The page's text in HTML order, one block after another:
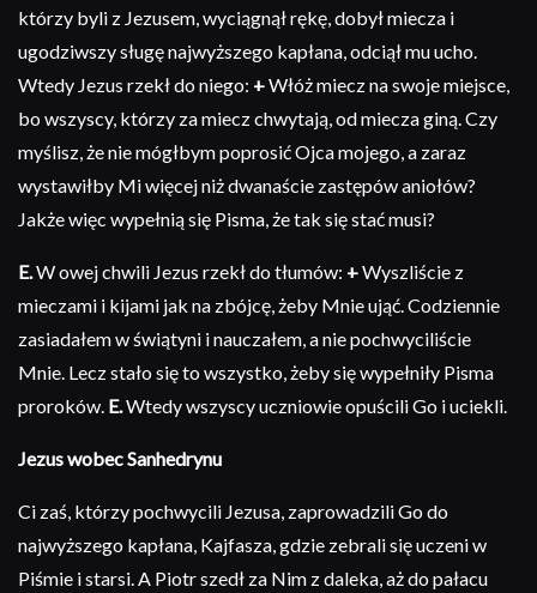
którzy byli z Jezusem, wyciągnął rękę, dobył miecza i
ugodziwszy sługę najwyższego kapłana, odciął mu ucho.
Wtedy Jezus rzekł do niego: +Włóż miecz na swoje miejsce,
bo wszyscy, którzy za miecz chwytają, od miecza giną. Czy
myślisz, że nie mógłbym poprosić Ojca mojego, a zaraz
wystawiłby Mi więcej niż dwanaście zastępów aniołów?
Jakże więc wypełnią się Pisma, że tak się stać musi?
E.W owej chwili Jezus rzekł do tłumów: +Wyszliście z
mieczami i kijami jak na zbójcę, żeby Mnie ująć. Codziennie
zasiadałem w świątyni i nauczałem, a nie pochwyciliście
Mnie. Lecz stało się to wszystko, żeby się wypełniły Pisma
proroków. E.Wtedy wszyscy uczniowie opuścili Go i uciekli.
Jezus wobec Sanhedrynu
Ci zaś, którzy pochwycili Jezusa, zaprowadzili Go do
najwyższego kapłana, Kajfasza, gdzie zebrali się uczeni w
Piśmie i starsi. A Piotr szedł za Nim z daleka, aż do pałacu